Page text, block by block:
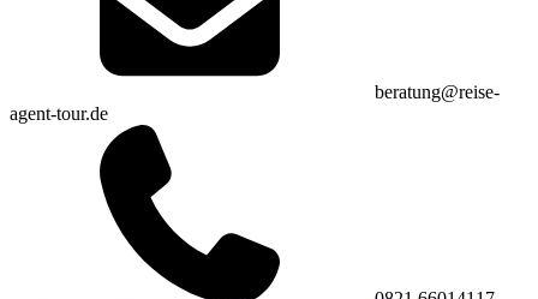
beratung@reise-
agent-tour.de